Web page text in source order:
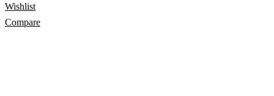
Wishlist
Compare